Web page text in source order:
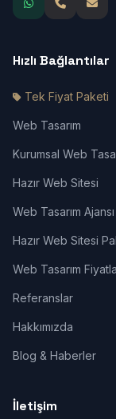
Hızlı Bağlantılar
Tek Fiyat Paketi
Web Tasarım
Kurumsal Web
Hazır Web Sitesi
Web Tasarım Ajansı
Hazır Web Sitesi
Web Tasarım
Referanslar
Hakkımızda
Blog & Haberler
İletişim